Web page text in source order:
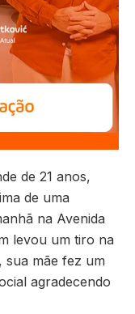
de 21 anos,
de uma
na Avenida
levou um tiro na
sua mãe fez um
agradecendo